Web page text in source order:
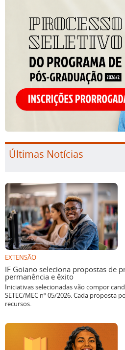
Últimas Notícias
EXTENSÃO
IF Goiano seleciona propostas de
permanência e êxito
Iniciativas selecionadas vão compor
SETEC/MEC nº 05/2026. Cada proposta
recursos.